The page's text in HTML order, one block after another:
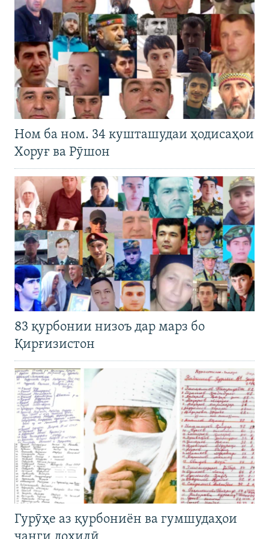
Ном ба ном. 34 кушташудаи ҳодисаҳои
Хоруғ ва Рӯшон
83 қурбонии низоъ дар марз бо
Қирғизистон
Гурӯҳе аз қурбониён ва гумшудаҳои